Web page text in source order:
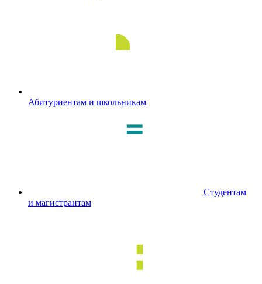
Абитуриентам и школьникам
Студентам
и магистрантам